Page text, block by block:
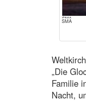
SMA
„Die
Familie
Nacht,